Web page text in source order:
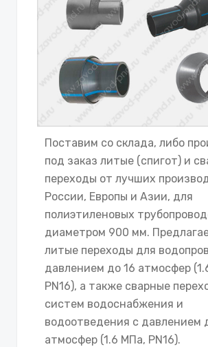
Поставим со склада, либо
под заказ литые (спигот) и
переходы от лучших
России, Европы и Азии, для
полиэтиленовых
диаметром 900 мм.
литые переходы для
давлением до 16 атмосфер
PN16), а также сварные
систем водоснабжения и
водоотведения с давлением
атмосфер (1.6 МПа, PN16).